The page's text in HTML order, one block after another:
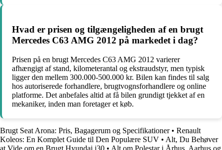
Hvad er prisen og tilgængeligheden af en brugt
Mercedes C63 AMG 2012 på markedet i dag?
Prisen på en brugt Mercedes C63 AMG 2012 varierer
afhængigt af stand, kilometerantal og ekstraudstyr, men typisk
ligger den mellem 300.000-500.000 kr. Bilen kan findes til salg
hos autoriserede forhandlere, brugtvognsforhandlere og online
platforme. Det anbefales altid at få bilen grundigt tjekket af en
mekaniker, inden man foretager et køb.
Brugt Seat Arona: Pris, Bagagerum og Specifikationer• Renault
Koleos: En Komplet Guide til Den Populære SUV • Alt, Du Behøver
at Vide om en Brugt Hyundai i30 • Alt om Polestar i Århus, Aarhus og